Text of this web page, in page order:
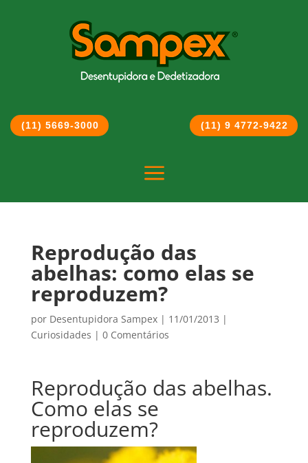
(11) 5669-3000 (11) 9 4772-9422
a
Reprodução das
abelhas: como elas se
reproduzem?
por Desentupidora Sampex| 11/01/2013 |
Curiosidades | 0 Comentários
Reprodução das abelhas.
Como elas se
reproduzem?